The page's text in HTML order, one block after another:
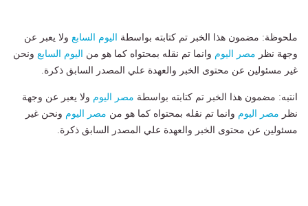
ملحوظة: مضمون هذا الخبر تم كتابته بواسطة اليوم السابع ولا يعبر عن
وجهة نظر مصر اليوم وانما تم نقله بمحتواه كما هو من اليوم السابع ونحن
غير مسئولين عن محتوى الخبر والعهدة علي المصدر السابق ذكرة.
انتبه: مضمون هذا الخبر تم كتابته بواسطة مصر اليوم ولا يعبر عن وجهة
نظر مصر اليوم وانما تم نقله بمحتواه كما هو من مصر اليوم ونحن غير
مسئولين عن محتوى الخبر والعهدة علي المصدر السابق ذكرة.